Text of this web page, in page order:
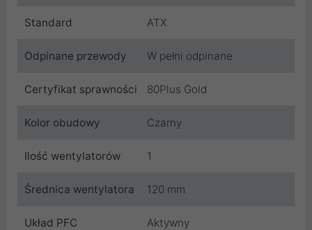
Standard ATX
Odpinane przewody W pełni odpinane
Certyfikat sprawności 80Plus Gold
Kolor obudowy Czarny
Ilość wentylatorów 1
Średnica wentylatora 120 mm
Układ PFC Aktywny